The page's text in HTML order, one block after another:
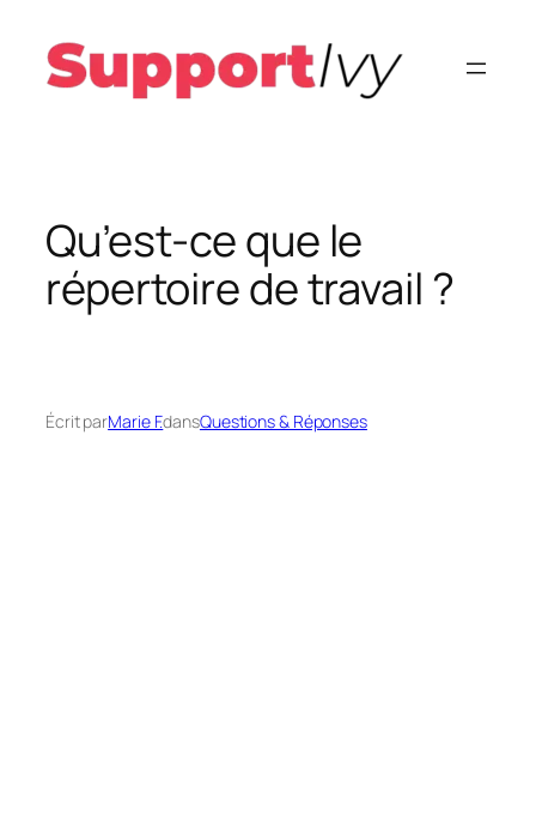
contenu
Qu’est-ce que le
répertoire de travail ?
Écrit parMarie F.dansQuestions & Réponses